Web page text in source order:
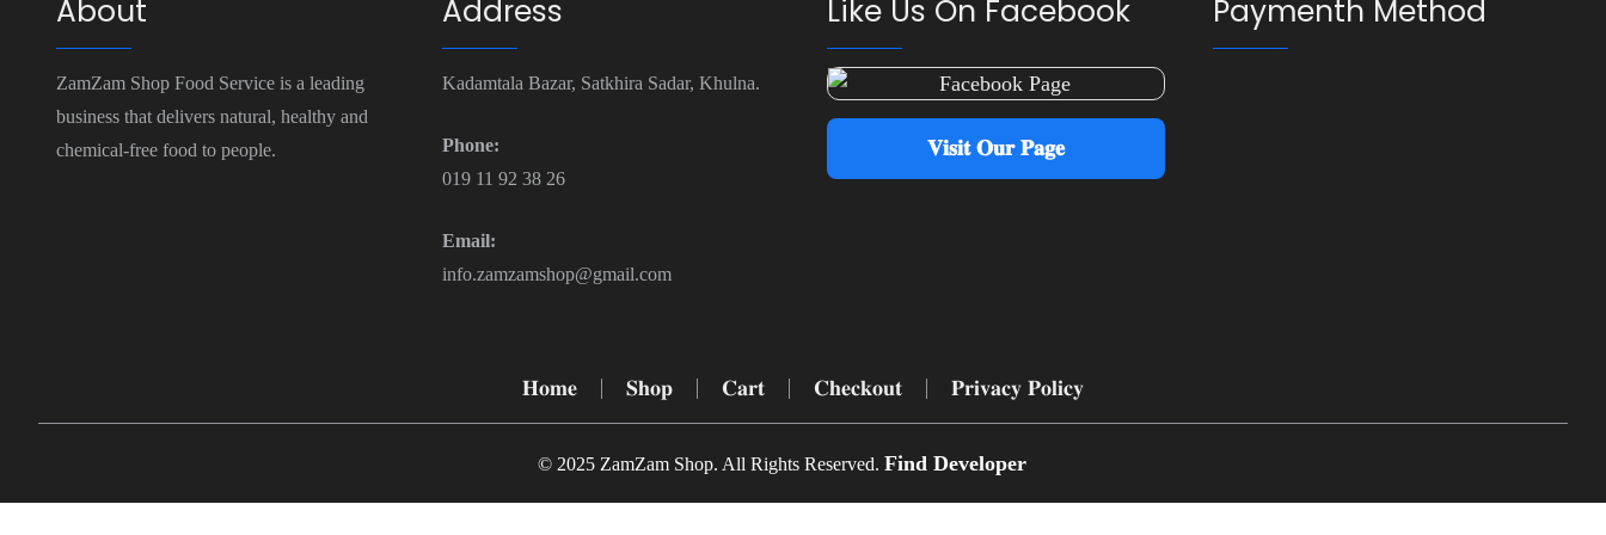
About
ZamZam Shop Food Service­ is a leading
business that delive­rs natural, healthy and
chemical-free food to people.
Address
Kadamtala Bazar, Satkhira Sadar, Khulna.
Phone:
019 11 92 38 26
Email:
info.zamzamshop@gmail.com
Like Us On Facebook
𝐕𝐢𝐬𝐢𝐭 𝐎𝐮𝐫 𝐏𝐚𝐠𝐞
Paymenth Method
𝐇𝐨𝐦𝐞 𝐒𝐡𝐨𝐩 𝐂𝐚𝐫𝐭 𝐂𝐡𝐞𝐜𝐤𝐨𝐮𝐭 𝐏𝐫𝐢𝐯𝐚𝐜𝐲 𝐏𝐨𝐥𝐢𝐜𝐲
© 2025 ZamZam Shop. All Rights Reserved. Find Developer